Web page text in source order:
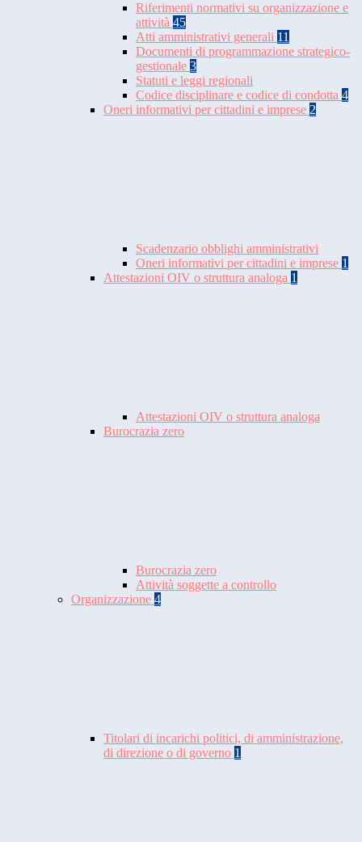
Riferimenti normativi su organizzazione e
attività 45
Atti amministrativi generali 11
Documenti di programmazione strategico-
gestionale 3
Statuti e leggi regionali
Codice disciplinare e codice di condotta 4
Oneri informativi per cittadini e imprese 2
Scadenzario obblighi amministrativi
Oneri informativi per cittadini e imprese 1
Attestazioni OIV o struttura analoga 1
Attestazioni OIV o struttura analoga
Burocrazia zero
Burocrazia zero
Attività soggette a controllo
Organizzazione 4
Titolari di incarichi politici, di amministrazione,
di direzione o di governo 1